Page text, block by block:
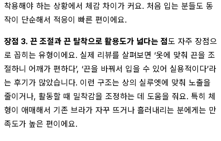
착용해야 하는 상황에서 체감 차이가 커요. 처음 입는 분들도 동
작이 단순해서 적응이 빠른 편이에요.
장점 3. 끈 조절과 끈 탈착으로 활용도가 넓다는 점도 자주 장점으
로 꼽히는 유형이에요. 실제 리뷰를 살펴보면 ‘옷에 맞춰 끈을 조
절하니 어깨가 편하다’, ‘끈을 바꿔서 입을 수 있어 실용적이다’라
는 후기가 많았습니다. 이런 구조는 상의 실루엣에 맞춰 노출을
줄이거나, 활동할 때 밀착감을 조정하는 데 도움을 줘요. 특히 체
형이 애매해서 기존 브라가 자꾸 뜨거나 흘러내리는 분에게는 만
족도가 높은 편이에요.